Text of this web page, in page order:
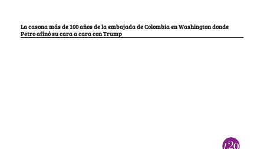
La casona más de 100 años de la embajada de Colombia en Washington donde
Petro afinó su cara a cara con Trump